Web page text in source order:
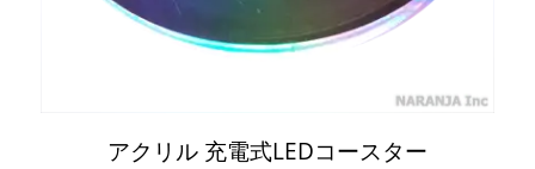
アクリル 充電式LEDコースター